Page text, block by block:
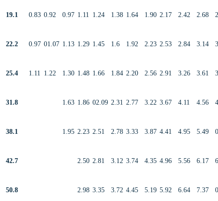
19.1 0.83 0.92 0.97 1.11 1.24 1.38 1.64 1.90 2.17 2.42 2.68
22.2 0.97 01.07 1.13 1.29 1.45 1.6 1.92 2.23 2.53 2.84 3.14
25.4 1.11 1.22 1.30 1.48 1.66 1.84 2.20 2.56 2.91 3.26 3.61
31.8 1.63 1.86 02.09 2.31 2.77 3.22 3.67 4.11 4.56
38.1 1.95 2.23 2.51 2.78 3.33 3.87 4.41 4.95 5.49
42.7 2.50 2.81 3.12 3.74 4.35 4.96 5.56 6.17
50.8 2.98 3.35 3.72 4.45 5.19 5.92 6.64 7.37